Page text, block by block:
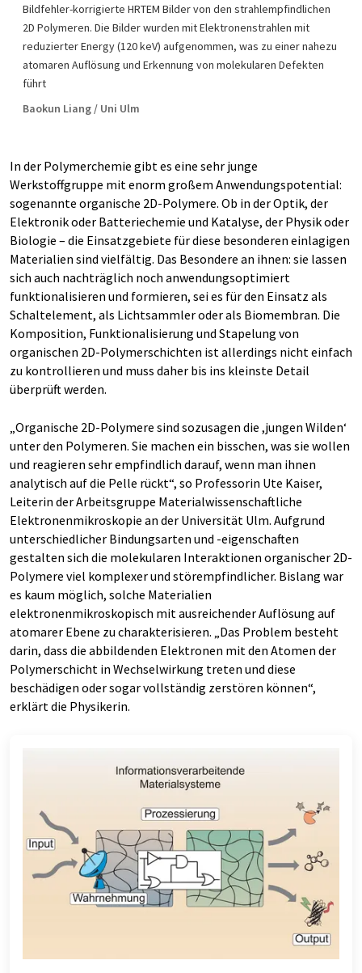
Bildfehler-korrigierte HRTEM Bilder von den strahlempfindlichen
2D Polymeren. Die Bilder wurden mit Elektronenstrahlen mit
reduzierter Energy (120 keV) aufgenommen, was zu einer nahezu
atomaren Auflösung und Erkennung von molekularen Defekten
führt
Baokun Liang / Uni Ulm
In der Polymerchemie gibt es eine sehr junge
Werkstoffgruppe mit enorm großem Anwendungspotential:
sogenannte organische 2D-Polymere. Ob in der Optik, der
Elektronik oder Batteriechemie und Katalyse, der Physik oder
Biologie – die Einsatzgebiete für diese besonderen einlagigen
Materialien sind vielfältig. Das Besondere an ihnen: sie lassen
sich auch nachträglich noch anwendungsoptimiert
funktionalisieren und formieren, sei es für den Einsatz als
Schaltelement, als Lichtsammler oder als Biomembran. Die
Komposition, Funktionalisierung und Stapelung von
organischen 2D-Polymerschichten ist allerdings nicht einfach
zu kontrollieren und muss daher bis ins kleinste Detail
überprüft werden.
„Organische 2D-Polymere sind sozusagen die ,jungen Wilden‘
unter den Polymeren. Sie machen ein bisschen, was sie wollen
und reagieren sehr empfindlich darauf, wenn man ihnen
analytisch auf die Pelle rückt“, so Professorin Ute Kaiser,
Leiterin der Arbeitsgruppe Materialwissenschaftliche
Elektronenmikroskopie an der Universität Ulm. Aufgrund
unterschiedlicher Bindungsarten und -eigenschaften
gestalten sich die molekularen Interaktionen organischer 2D-
Polymere viel komplexer und störempfindlicher. Bislang war
es kaum möglich, solche Materialien
elektronenmikroskopisch mit ausreichender Auflösung auf
atomarer Ebene zu charakterisieren. „Das Problem besteht
darin, dass die abbildenden Elektronen mit den Atomen der
Polymerschicht in Wechselwirkung treten und diese
beschädigen oder sogar vollständig zerstören können“,
erklärt die Physikerin.